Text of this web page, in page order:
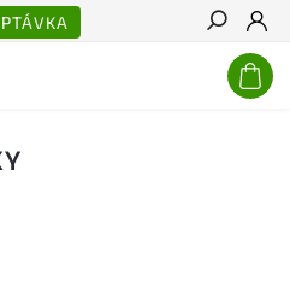
Hledat